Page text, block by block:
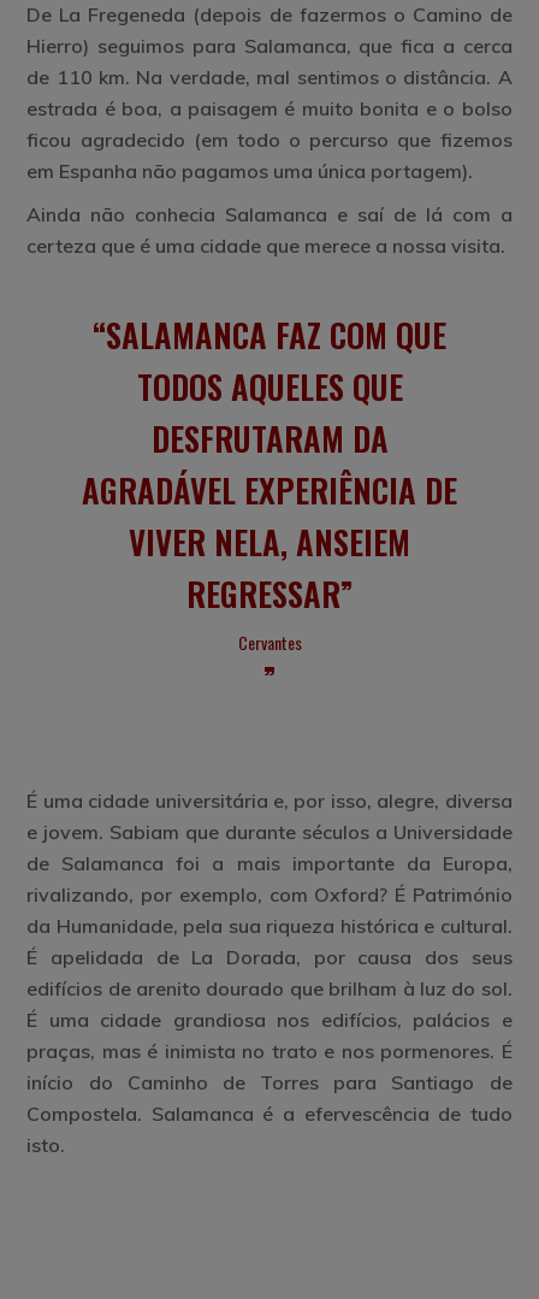
De La Fregeneda (depois de fazermos o Camino de
Hierro) seguimos para Salamanca, que fica a cerca
de 110 km. Na verdade, mal sentimos o distância. A
estrada é boa, a paisagem é muito bonita e o bolso
ficou agradecido (em todo o percurso que fizemos
em Espanha não pagamos uma única portagem).
Ainda não conhecia Salamanca e saí de lá com a
certeza que é uma cidade que merece a nossa visita.
SALAMANCA FAZ COM QUE
TODOS AQUELES QUE
DESFRUTARAM DA
AGRADÁVEL EXPERIÊNCIA DE
VIVER NELA, ANSEIEM
REGRESSAR”
Cervantes
É uma cidade universitária e, por isso, alegre, diversa
e jovem. Sabiam que durante séculos a Universidade
de Salamanca foi a mais importante da Europa,
rivalizando, por exemplo, com Oxford? É Património
da Humanidade, pela sua riqueza histórica e cultural.
É apelidada de La Dorada, por causa dos seus
edifícios de arenito dourado que brilham à luz do sol.
É uma cidade grandiosa nos edifícios, palácios e
praças, mas é inimista no trato e nos pormenores. É
início do Caminho de Torres para Santiago de
Compostela. Salamanca é a efervescência de tudo
isto.